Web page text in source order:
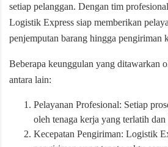
setiap pelanggan. Dengan tim
Logistik Express siap memberikan
penjemputan barang hingga pengiriman
Beberapa keunggulan yang ditawarkan
antara lain:
Pelayanan Profesional: Setiap
oleh tenaga kerja yang terlatih dan
Kecepatan Pengiriman: Logistik